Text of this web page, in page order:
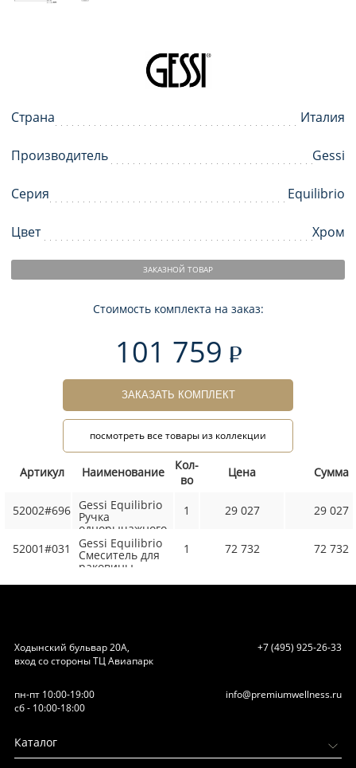
Страна Италия
Производитель Gessi
Серия Equilibrio
Цвет Хром
ЗАКАЗНОЙ ТОВАР
Стоимость комплекта на заказ:
101 759
ЗАКАЗАТЬ КОМПЛЕКТ
посмотреть все товары из коллекции
Артикул Наименование
Кол-
во
Цена Сумма
52002#696 Gessi Equilibrio
Ручка
однорычажного
смесителя для
раковины,
дизайнерская,
1 29 027 29 027
52001#031 Gessi Equilibrio
Смеситель для
раковины
1 72 732 72 732
Ходынский бульвар 20А,
вход со стороны ТЦ Авиапарк
+7 (495) 925-26-33
пн-пт 10:00-19:00
сб - 10:00-18:00
info@premiumwellness.ru
Каталог